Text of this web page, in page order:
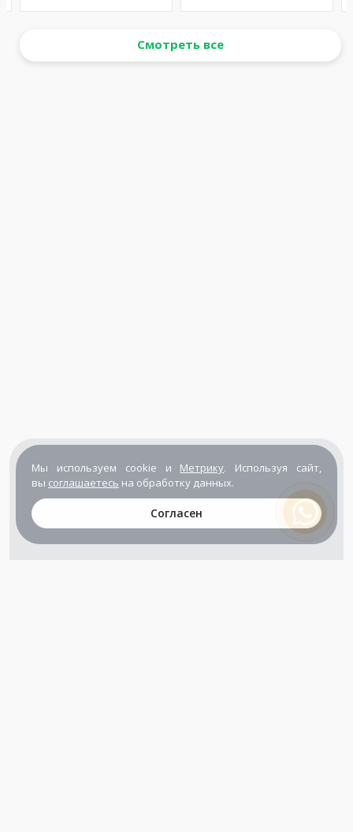
Смотреть все
Мы используем cookie и Метрику. Используя сайт,
вы соглашаетесь на обработку данных.
Согласен